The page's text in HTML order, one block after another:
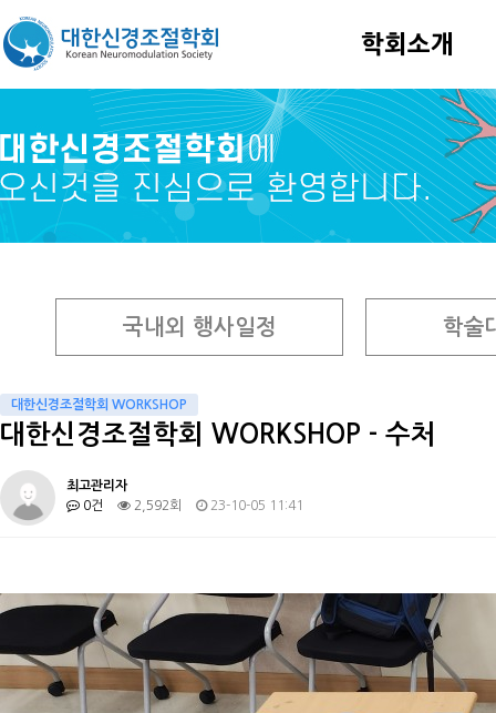
학회소개
국내외 행사일정 학술
대한신경조절학회 WORKSHOP
대한신경조절학회 WORKSHOP - 수처
최고관리자
0건
2,592회 23-10-05 11:41